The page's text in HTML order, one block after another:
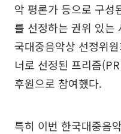
악 평론가 등으로 구성
를 선정하는 권위 있는
국대중음악상 선정위
너로 선정된 프리즘
후원으로 참여했다.
특히 이번 한국대중음